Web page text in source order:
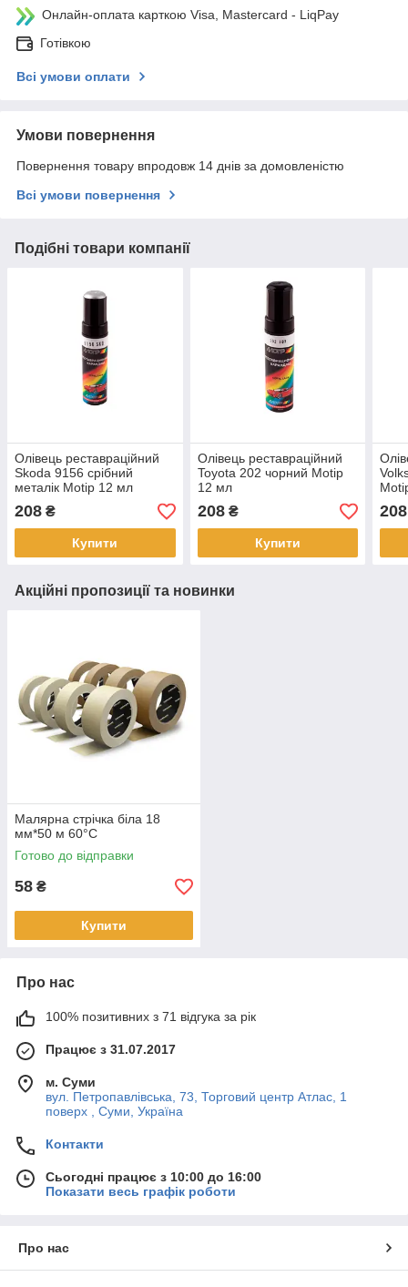
Онлайн-оплата карткою Visa, Mastercard - LiqPay
Готівкою
Всі умови оплати
Умови повернення
Повернення товару впродовж 14 днів за домовленістю
Всі умови повернення
Подібні товари компанії
Олівець реставраційний
Skoda 9156 срібний
металік Motip 12 мл
208 ₴
Купити
Олівець реставраційний
Toyota 202 чорний Motip
12 мл
208₴
Купити
208
Акційні пропозиції та новинки
Малярна стрічка біла 18
мм*50 м 60°С
Готово до відправки
58 ₴
Купити
Про нас
100% позитивних з 71 відгука за рік
Працює з 31.07.2017
м. Суми
вул. Петропавлівська, 73, Торговий центр Атлас, 1
поверх , Суми, Україна
Контакти
Сьогодні працює з 10:00 до 16:00
Показати весь графік роботи
Про нас